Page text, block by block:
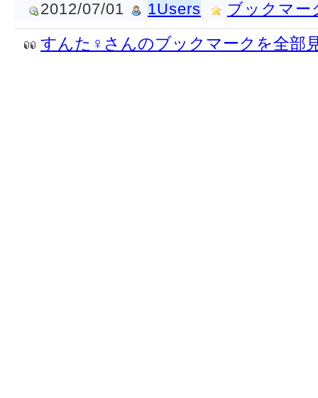
2012/07/01 1Users ブックマー
すんた♀さんのブックマークを全部